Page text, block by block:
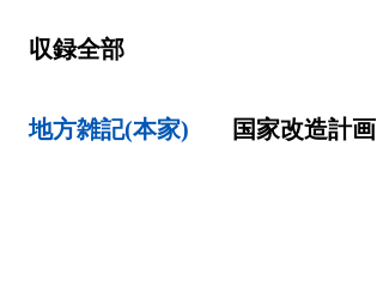
収録全部
地方雑記(本家) 国家改造計画